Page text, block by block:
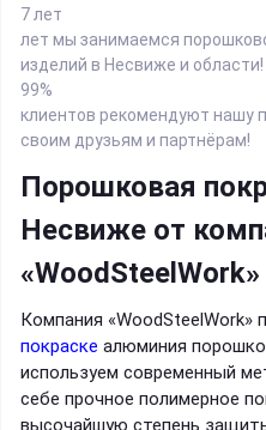
7 лет
лет мы занимаемся
изделий в Несвиже и области!
99%
клиентов рекомендуют нашу
своим друзьям и партнёрам!
Порошковая
Несвиже от
«WoodSteelWork»
Компания «WoodSteelWork»
покраске алюминия
используем современный
себе прочное полимерное
высочайшую степень